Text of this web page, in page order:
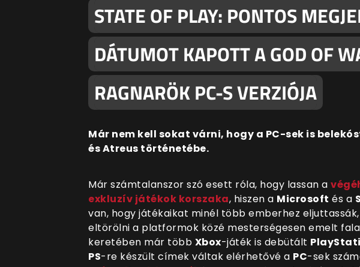
STATE OF PLAY: PONTOS
DÁTUMOT KAPOTT A GOD OF
RAGNARÖK PC-S VERZIÓJA
Már nem kell sokat várni, hogy a PC-sek is
és Atreus történetébe.
Már számtalanszor szó esett róla, hogy lassan a
exkluzív játékok korszaka, hiszen a Microsoft és a
van, hogy játékaikat minél több emberhez
eltörölni a platformok közé mesterségesen emelt
keretében már több Xbox-játék is debütált
PS-re készült címek váltak elérhetővé a PC-sek